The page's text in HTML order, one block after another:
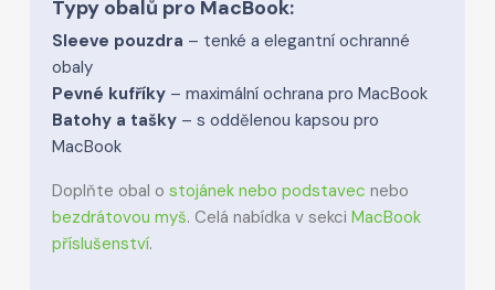
Typy obalů pro MacBook:
Sleeve pouzdra – tenké a elegantní ochranné
obaly
Pevné kufříky – maximální ochrana pro MacBook
Batohy a tašky – s oddělenou kapsou pro
MacBook
Doplňte obal o stojánek nebo podstavec nebo
bezdrátovou myš. Celá nabídka v sekci MacBook
příslušenství.